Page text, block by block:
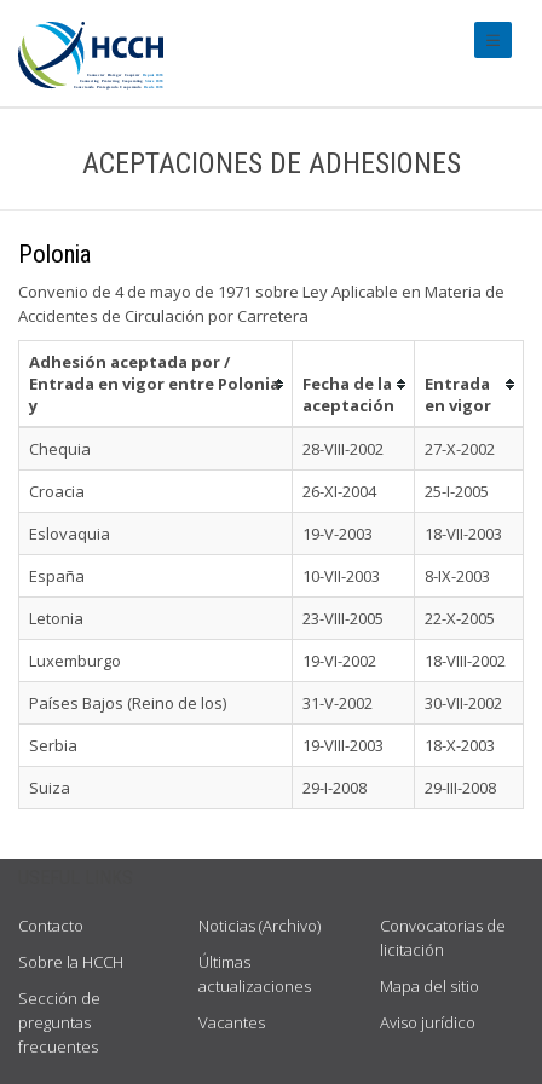
ACEPTACIONES DE ADHESIONES
Polonia
Convenio de 4 de mayo de 1971 sobre Ley Aplicable en Materia de
Accidentes de Circulación por Carretera
Adhesión aceptada por /
Entrada en vigor entre Polonia
y
Fecha de la
aceptación
Entrada
en vigor
Chequia
28-VIII-2002
27-X-2002
Croacia
26-XI-2004
25-I-2005
Eslovaquia
19-V-2003
18-VII-2003
España
10-VII-2003
8-IX-2003
Letonia
23-VIII-2005
22-X-2005
Luxemburgo
19-VI-2002
18-VIII-2002
Países Bajos (Reino de los)
31-V-2002
30-VII-2002
Serbia
19-VIII-2003
18-X-2003
Suiza
29-I-2008 29-III-2008
Contacto
Sobre la HCCH
Sección de
preguntas
frecuentes
Noticias (Archivo)
Últimas
actualizaciones
Vacantes
Convocatorias de
licitación
Mapa del sitio
Aviso jurídico